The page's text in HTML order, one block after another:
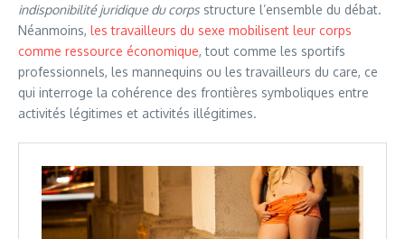
indisponibilité juridique du corps structure l’ensemble du débat.
Néanmoins, les travailleurs du sexe mobilisent leur corps
comme ressource économique, tout comme les sportifs
professionnels, les mannequins ou les travailleurs du care, ce
qui interroge la cohérence des frontières symboliques entre
activités légitimes et activités illégitimes.